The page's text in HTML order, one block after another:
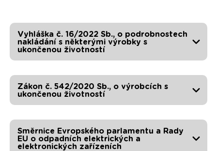
Vyhláška č. 16/2022 Sb., o podrobnostech
nakládání s některými výrobky s
ukončenou životností
Zákon č. 542/2020 Sb., o výrobcích s
ukončenou životností
Směrnice Evropského parlamentu a Rady
EU o odpadních elektrických a
elektronických zařízeních